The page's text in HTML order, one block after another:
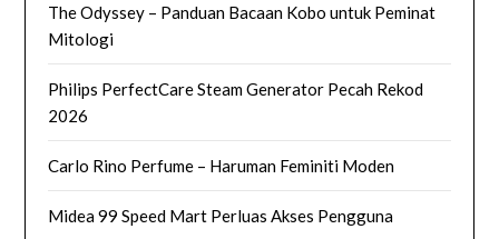
The Odyssey – Panduan Bacaan Kobo untuk Peminat
Mitologi
Philips PerfectCare Steam Generator Pecah Rekod
2026
Carlo Rino Perfume – Haruman Feminiti Moden
Midea 99 Speed Mart Perluas Akses Pengguna